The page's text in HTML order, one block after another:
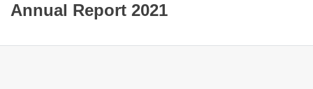
Annual Report 2021